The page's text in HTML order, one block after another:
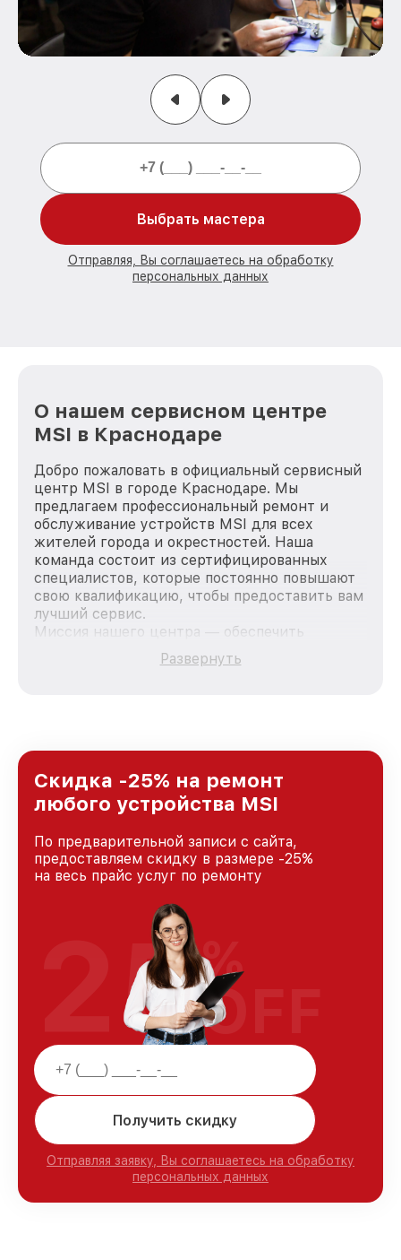
Выбрать мастера
Отправляя, Вы соглашаетесь на обработку
персональных данных
О нашем сервисном центре
MSI в Краснодаре
Добро пожаловать в официальный сервисный
центр MSI в городе Краснодаре. Мы
предлагаем профессиональный ремонт и
обслуживание устройств MSI для всех
жителей города и окрестностей. Наша
команда состоит из сертифицированных
специалистов, которые постоянно повышают
свою квалификацию, чтобы предоставить вам
лучший сервис.
Миссия нашего центра — обеспечить
качественный и доступный ремонт для
каждого пользователя продукции MSI, вне
Краснодаре, постоянно повышая уровень
доверия и лояльности наших клиентов.
Развернуть
Скидка -25% на ремонт
любого устройства MSI
По предварительной записи с сайта,
предоставляем скидку в размере -25%
на весь прайс услуг по ремонту
Получить скидку
Отправляя заявку, Вы соглашаетесь на обработку
персональных данных
25%
OFF